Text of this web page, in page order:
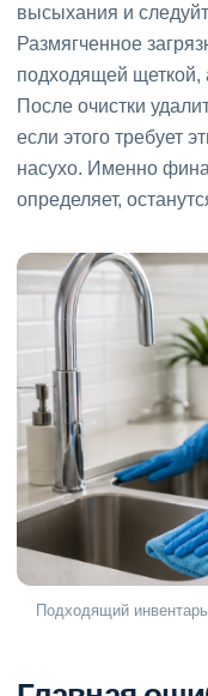
высыхания и
Размягченное
подходящей щеткой,
После очистки
если этого требует
насухо. Именно
определяет,
Подходящий